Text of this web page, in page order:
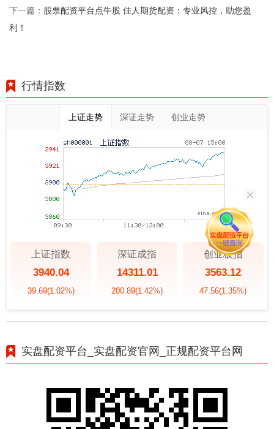
下一篇： 股票配资平台点牛股 佳人期货配资：专业风控，助您盈
利！
行情指数
上证走势 深证走势 创业走势
上证指数
3940.04
39.69(1.02%)
深证成指
14311.01
200.89(1.42%)
创业板指
3563.12
47.56(1.35%)
实盘配资平台_实盘配资官网_正规配资平台网